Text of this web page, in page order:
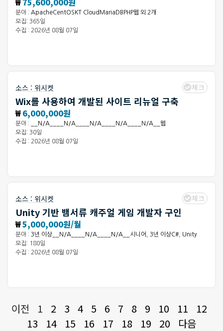
분야 : ApacheCentOSKT CloudMariaDBPHP웹 외 2개
모집: 365일
수집 : 2026년 08월 07일
소스 : 위시켓 체크
Wix를 사용하여 개발된 사이트 리뉴얼 구축
₩6,000,000원
분야 :
__N/A____N/A____N/A____N/A____N/A__웹
모집: 30일
수집 : 2026년 08월 07일
소스 : 위시켓 체크
Unity 기반 뱀서류 캐주얼 게임 개발자 구인
₩5,000,000원/월
분야 : 3년 이상__N/A____N/A____N/A__시니어 3년 이상C#
Unity
모집: 180일
수집 : 2026년 08월 07일
이전 1 2 3 4 5 6 7 8 9 10 11
12
13
14 15 16 17 18 19 20 다음